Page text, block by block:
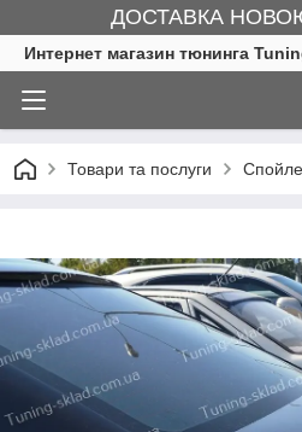
ДОСТАВКА
Интернет магазин тюнинга
Товари та послуги